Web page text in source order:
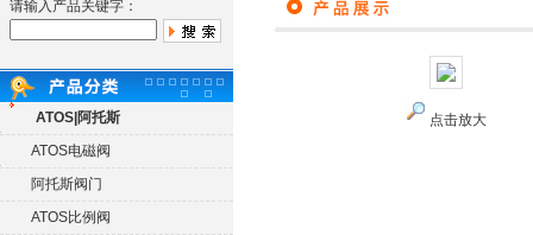
请输入产品关键字：
ATOS|阿托斯
ATOS电磁阀
阿托斯阀门
ATOS比例阀
点击放大